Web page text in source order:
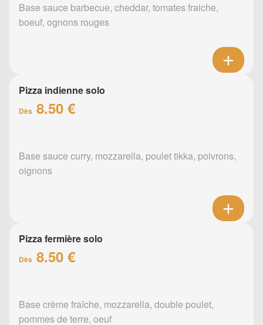
Base sauce barbecue, cheddar, tomates fraiche,
boeuf, ognons rouges
Pizza indienne solo
Dès 8.50 €
Base sauce curry, mozzarella, poulet tikka, poivrons,
oignons
Pizza fermière solo
Dès 8.50 €
Base crème fraîche, mozzarella, double poulet,
pommes de terre, oeuf